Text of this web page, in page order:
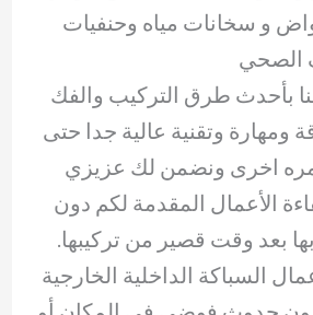
و سخانات مياه وحنفيات
الصحي
بأحدث طرق التركيب والفك
ومهارة وتقنية عالية جدا حتى
مره اخرى ونضمن لك عزيزي
الأعمال المقدمة لكم دون
بعد وقت قصير من تركيبها.
السباكة الداخلية الخارجية